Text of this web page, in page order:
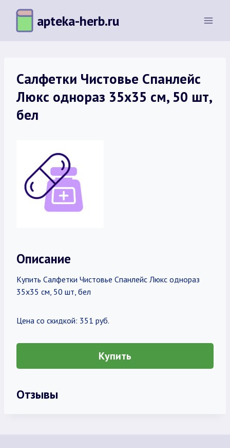
Перейти
содержимому
apteka-herb.ru
Салфетки Чистовье Спанлейс
Люкс однораз 35х35 см, 50 шт,
бел
Описание
Купить Салфетки Чистовье Спанлейс Люкс однораз
35х35 см, 50 шт, бел
Цена со скидкой: 351 руб.
Купить
Отзывы